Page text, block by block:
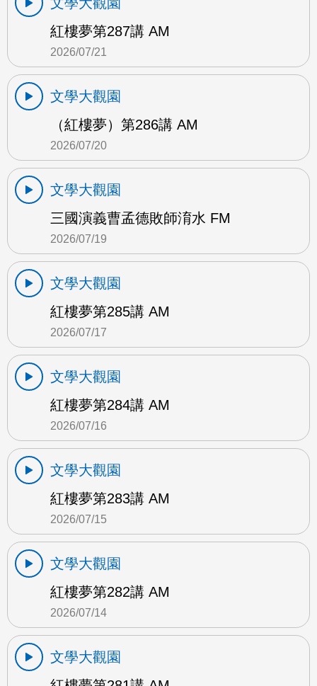
紅樓夢第287講 AM
2026/07/21
文學大觀園
（紅樓夢）第286講 AM
2026/07/20
文學大觀園
三國演義曹孟德敗師淯水 FM
2026/07/19
文學大觀園
紅樓夢第285講 AM
2026/07/17
文學大觀園
紅樓夢第284講 AM
2026/07/16
文學大觀園
紅樓夢第283講 AM
2026/07/15
文學大觀園
紅樓夢第282講 AM
2026/07/14
文學大觀園